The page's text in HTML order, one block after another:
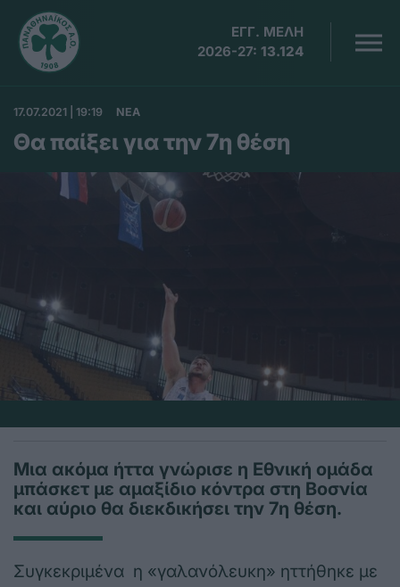
ΕΓΓ. ΜΕΛΗ
2026-27: 13.124
17.07.2021 | 19:19 ΝΕΑ
Θα παίξει για την 7η θέση
Μια ακόμα ήττα γνώρισε η Εθνική ομάδα
μπάσκετ με αμαξίδιο κόντρα στη Βοσνία
και αύριο θα διεκδικήσει την 7η θέση.
Συγκεκριμένα η «γαλανόλευκη» ηττήθηκε με